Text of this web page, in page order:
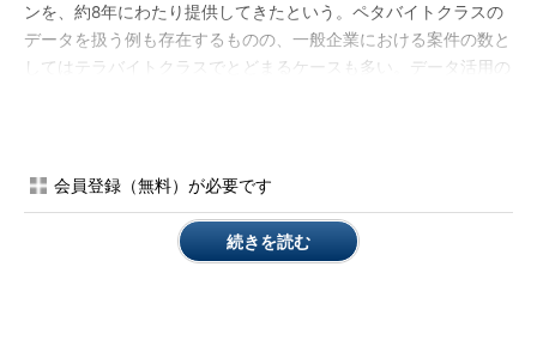
ンを、約8年にわたり提供してきたという。ペタバイトクラスの
データを扱う例も存在するものの、一般企業における案件の数と
してはテラバイトクラスでとどまるケースも多い。データ活用の
一般的に知られるHadoopの適用先としてECサイト、オンライ
ンゲームに始まり、金融機関ではマネーロンダリングなどの不正
対策やリスク分析のための処理などでニーズが高まっているとい
う。製造業では、ゼネラルエレクトリックの取り組みに代表され
会員登録（無料）が必要です
続きを読む